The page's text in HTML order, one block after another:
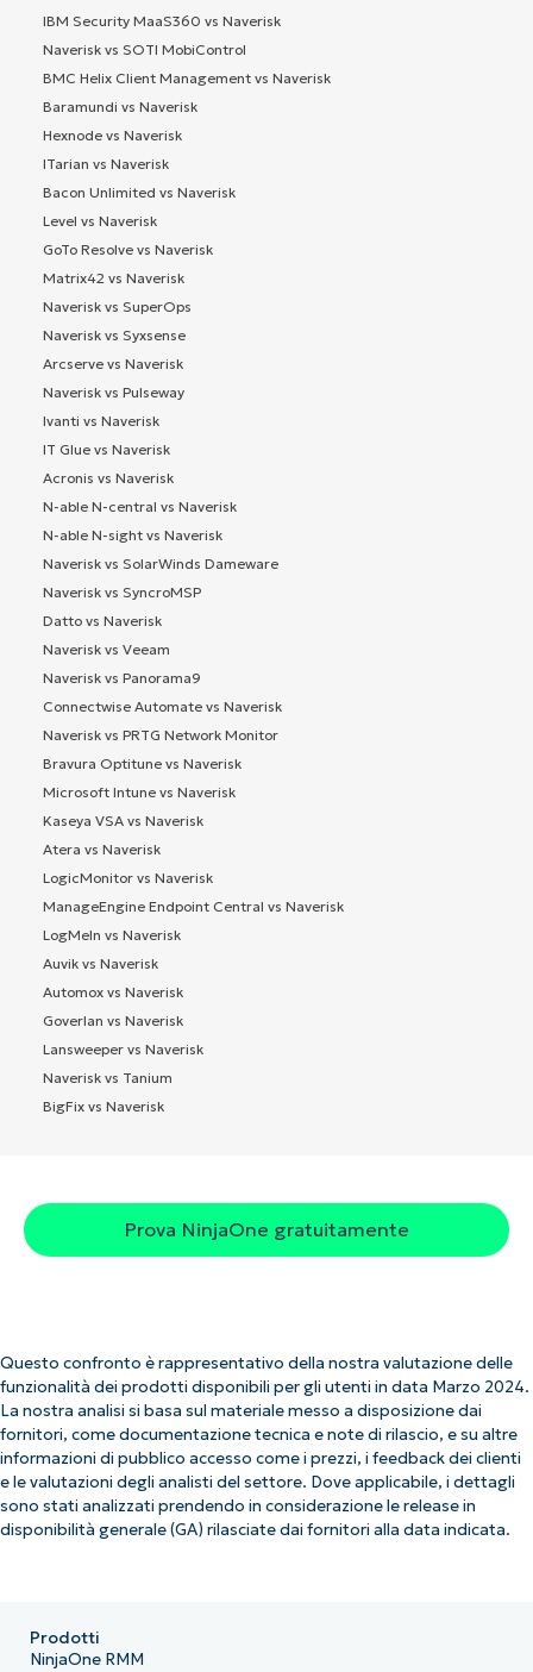
IBM Security MaaS360 vs Naverisk
Naverisk vs SOTI MobiControl
BMC Helix Client Management vs Naverisk
Baramundi vs Naverisk
Hexnode vs Naverisk
ITarian vs Naverisk
Bacon Unlimited vs Naverisk
Level vs Naverisk
GoTo Resolve vs Naverisk
Matrix42 vs Naverisk
Naverisk vs SuperOps
Naverisk vs Syxsense
Arcserve vs Naverisk
Naverisk vs Pulseway
Ivanti vs Naverisk
IT Glue vs Naverisk
Acronis vs Naverisk
N-able N-central vs Naverisk
N-able N-sight vs Naverisk
Naverisk vs SolarWinds Dameware
Naverisk vs SyncroMSP
Datto vs Naverisk
Naverisk vs Veeam
Naverisk vs Panorama9
Connectwise Automate vs Naverisk
Naverisk vs PRTG Network Monitor
Bravura Optitune vs Naverisk
Microsoft Intune vs Naverisk
Kaseya VSA vs Naverisk
Atera vs Naverisk
LogicMonitor vs Naverisk
ManageEngine Endpoint Central vs Naverisk
LogMeIn vs Naverisk
Auvik vs Naverisk
Automox vs Naverisk
Goverlan vs Naverisk
Lansweeper vs Naverisk
Naverisk vs Tanium
BigFix vs Naverisk
Prova NinjaOne gratuitamente
Questo confronto è rappresentativo della nostra valutazione delle
funzionalità dei prodotti disponibili per gli utenti in data Marzo 2024.
La nostra analisi si basa sul materiale messo a disposizione dai
fornitori, come documentazione tecnica e note di rilascio, e su altre
informazioni di pubblico accesso come i prezzi, i feedback dei clienti
e le valutazioni degli analisti del settore. Dove applicabile, i dettagli
sono stati analizzati prendendo in considerazione le release in
disponibilità generale (GA) rilasciate dai fornitori alla data indicata.
Prodotti
NinjaOne RMM